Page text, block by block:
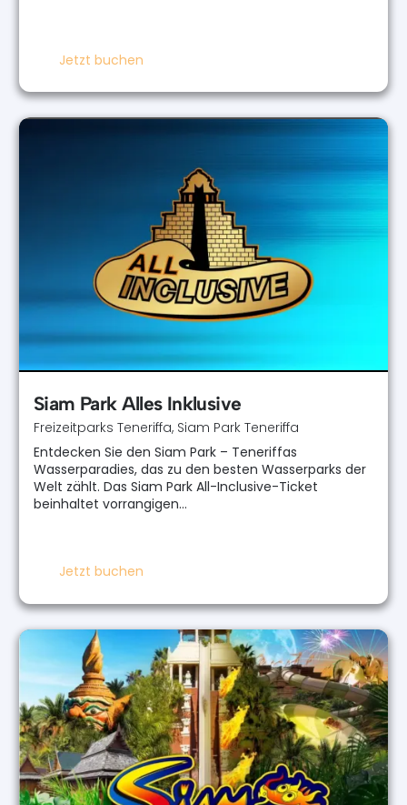
Jetzt buchen
Siam Park Alles Inklusive
Freizeitparks Teneriffa, Siam Park Teneriffa
Entdecken Sie den Siam Park – Teneriffas
Wasserparadies, das zu den besten Wasserparks der
Welt zählt. Das Siam Park All-Inclusive-Ticket
beinhaltet vorrangigen…
Jetzt buchen